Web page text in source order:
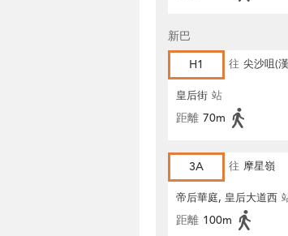
新巴
H1
往 尖沙咀(
皇后街 站
距離 70m
3A 往 摩星嶺
帝后華庭, 皇后大道西
距離 100m